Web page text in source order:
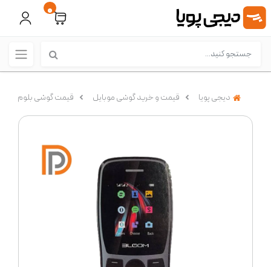
0
دیجی پویا قیمت و خرید گوشی موبایل قیمت گوشی بلوم (Bloom)